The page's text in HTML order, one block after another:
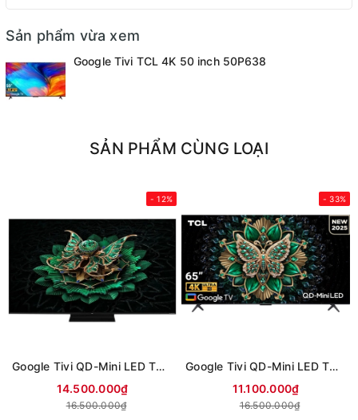
Sản phẩm vừa xem
Google Tivi TCL 4K 50 inch 50P638
SẢN PHẨM CÙNG LOẠI
- 12%
Google Tivi QD-Mini LED TCL AI 4K 55 inch 55C7K (Mới 2025)
14.500.000₫
16.500.000₫
- 33%
Google Tivi QD-Mini LED TCL AI 4K 55 inch 55C6K (Mới 2025)
11.100.000₫
16.500.000₫